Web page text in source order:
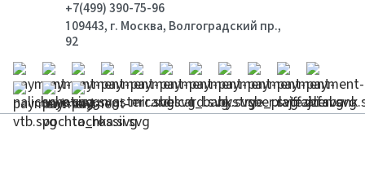
+7(499) 390-75-96
109443, г. Москва, Волгоградский пр.,
92